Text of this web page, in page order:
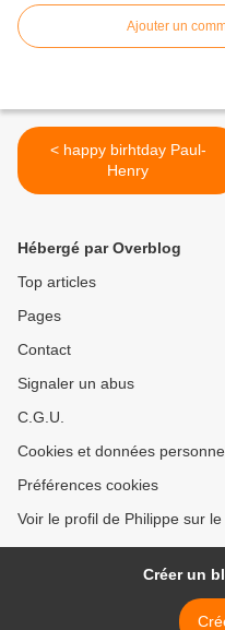
Ajouter un
< happy birhtday Paul-
Henry
Hébergé par Overblog
Top articles
Pages
Contact
Signaler un abus
C.G.U.
Cookies et données
Préférences cookies
Voir le profil de Philippe sur
Créer un